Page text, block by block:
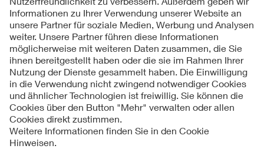
Kontakte
Service
Impressum
Datenschutzinformationen